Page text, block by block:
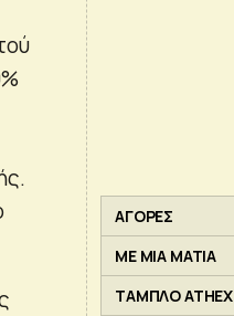
ΑΓΟΡΕΣ
ΜΕ ΜΙΑ ΜΑΤΙΑ
ΤΑΜΠΛΟ ATHEX